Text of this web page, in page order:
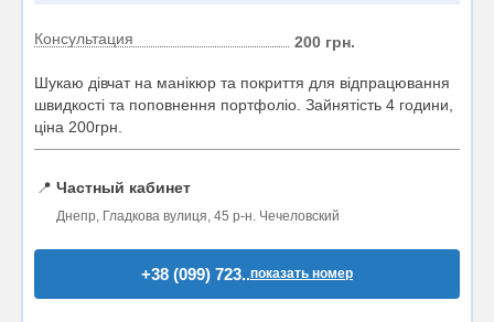
Консультация 200 грн.
Шукаю дівчат на манікюр та покриття для відпрацювання
швидкості та поповнення портфоліо. Зайнятість 4 години,
ціна 200грн.
📍 Частный кабинет
Днепр, Гладкова вулиця, 45 р-н. Чечеловский
+38 (099) 723..показать номер